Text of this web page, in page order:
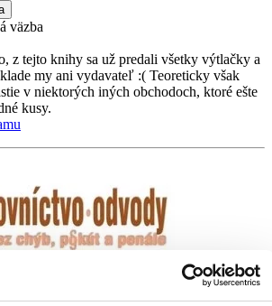
väzba
z tejto knihy sa už predali všetky výtlačky a
my ani vydavateľ :( Teoreticky však
v niektorých iných obchodoch, ktoré ešte
kusy.